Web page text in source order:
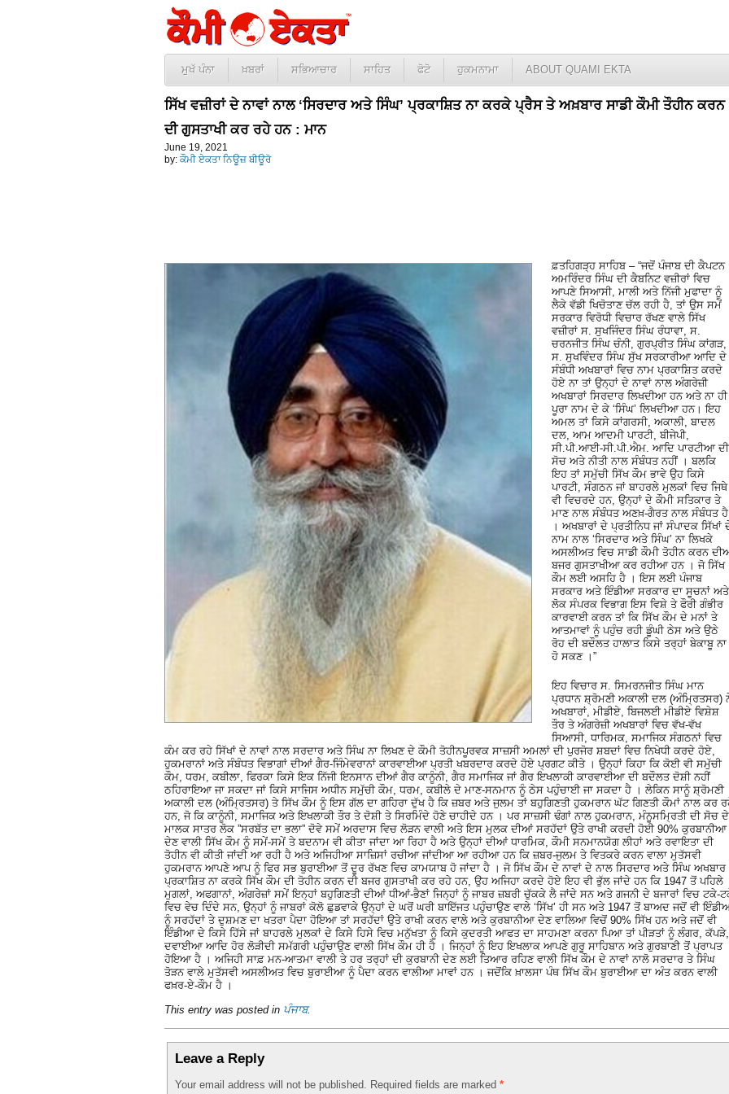
ਮੁਖੱ ਪੰਨਾ ਖ਼ਬਰਾਂ ਸਭਿਆਚਾਰ ਸਾਹਿਤ ਫੋਟੋ ਹੁਕਮਨਾਮਾ ABOUT QUAMI EKTA
ਸਿੱਖ ਵਜ਼ੀਰਾਂ ਦੇ ਨਾਵਾਂ ਨਾਲ ‘ਸਿਰਦਾਰ ਅਤੇ ਸਿੰਘ’ ਪ੍ਰਕਾਸ਼ਿਤ ਨਾ ਕਰਕੇ ਪ੍ਰੈਸ ਤੇ ਅਖ਼ਬਾਰ ਸਾਡੀ ਕੌਮੀ ਤੌਹੀਨ ਕਰਨ
ਦੀ ਗੁਸਤਾਖੀ ਕਰ ਰਹੇ ਹਨ : ਮਾਨ
June 19, 2021
by: ਕੌਮੀ ਏਕਤਾ ਨਿਊਜ਼ ਬੀਊਰੋ
ਫ਼ਤਹਿਗੜ੍ਹ ਸਾਹਿਬ – “ਜਦੋਂ ਪੰਜਾਬ ਦੀ ਕੈਪਟਨ
ਅਮਰਿੰਦਰ ਸਿੰਘ ਦੀ ਕੈਬਨਿਟ ਵਜ਼ੀਰਾਂ ਵਿਚ
ਆਪਣੇ ਸਿਆਸੀ, ਮਾਲੀ ਅਤੇ ਨਿੱਜੀ ਮੁਫਾਦਾ ਨੂੰ
ਲੈਕੇ ਵੱਡੀ ਖਿਚੋਤਾਣ ਚੱਲ ਰਹੀ ਹੈ, ਤਾਂ ਉਸ ਸਮੇਂ
ਸਰਕਾਰ ਵਿਰੋਧੀ ਵਿਚਾਰ ਰੱਖਣ ਵਾਲੇ ਸਿੱਖ
ਵਜ਼ੀਰਾਂ ਸ. ਸੁਖਜਿੰਦਰ ਸਿੰਘ ਰੰਧਾਵਾ, ਸ.
ਚਰਨਜੀਤ ਸਿੰਘ ਚੰਨੀ, ਗੁਰਪ੍ਰੀਤ ਸਿੰਘ ਕਾਂਗੜ,
ਸ. ਸੁਖਵਿੰਦਰ ਸਿੰਘ ਸੁੱਖ ਸਰਕਾਰੀਆ ਆਦਿ ਦੇ
ਸੰਬੰਧੀ ਅਖਬਾਰਾਂ ਵਿਚ ਨਾਮ ਪ੍ਰਕਾਸ਼ਿਤ ਕਰਦੇ
ਹੋਏ ਨਾ ਤਾਂ ਉਨ੍ਹਾਂ ਦੇ ਨਾਵਾਂ ਨਾਲ ਅੰਗਰੇਜ਼ੀ
ਅਖਬਾਰਾਂ ਸਿਰਦਾਰ ਲਿਖਦੀਆ ਹਨ ਅਤੇ ਨਾ ਹੀ
ਪੂਰਾ ਨਾਮ ਦੇ ਕੇ ‘ਸਿੰਘ’ ਲਿਖਦੀਆ ਹਨ। ਇਹ
ਅਮਲ ਤਾਂ ਕਿਸੇ ਕਾਂਗਰਸੀ, ਅਕਾਲੀ, ਬਾਦਲ
ਦਲ, ਆਮ ਆਦਮੀ ਪਾਰਟੀ, ਬੀਜੇਪੀ,
ਸੀ.ਪੀ.ਆਈ-ਸੀ.ਪੀ.ਐਮ. ਆਦਿ ਪਾਰਟੀਆ ਦੀ
ਸੋਚ ਅਤੇ ਨੀਤੀ ਨਾਲ ਸੰਬੰਧਤ ਨਹੀਂ । ਬਲਕਿ
ਇਹ ਤਾਂ ਸਮੁੱਚੀ ਸਿੱਖ ਕੌਮ ਭਾਵੇ ਉਹ ਕਿਸੇ
ਪਾਰਟੀ, ਸੰਗਠਨ ਜਾਂ ਬਾਹਰਲੇ ਮੁਲਕਾਂ ਵਿਚ ਜਿਥੇ
ਵੀ ਵਿਚਰਦੇ ਹਨ, ਉਨ੍ਹਾਂ ਦੇ ਕੌਮੀ ਸਤਿਕਾਰ ਤੇ
ਮਾਣ ਨਾਲ ਸੰਬੰਧਤ ਅਣਖ਼-ਗੈਰਤ ਨਾਲ ਸੰਬੰਧਤ ਹੈ
। ਅਖਬਾਰਾਂ ਦੇ ਪ੍ਰਤੀਨਿਧ ਜਾਂ ਸੰਪਾਦਕ ਸਿੱਖਾਂ
ਨਾਮ ਨਾਲ ‘ਸਿਰਦਾਰ ਅਤੇ ਸਿੰਘ’ ਨਾ ਲਿਖਕੇ
ਅਸਲੀਅਤ ਵਿਚ ਸਾਡੀ ਕੌਮੀ ਤੋਹੀਨ ਕਰਨ
ਬਜਰ ਗੁਸਤਾਖੀਆ ਕਰ ਰਹੀਆ ਹਨ । ਜੋ ਸਿੱਖ
ਕੌਮ ਲਈ ਅਸਹਿ ਹੈ । ਇਸ ਲਈ ਪੰਜਾਬ
ਸਰਕਾਰ ਅਤੇ ਇੰਡੀਆ ਸਰਕਾਰ ਦਾ ਸੂਚਨਾਂ ਅਤੇ
ਲੋਕ ਸੰਪਰਕ ਵਿਭਾਗ ਇਸ ਵਿਸ਼ੇ ਤੇ ਫੌਰੀ ਗੰਭੀਰ
ਕਾਰਵਾਈ ਕਰਨ ਤਾਂ ਕਿ ਸਿੱਖ ਕੌਮ ਦੇ ਮਨਾਂ ਤੇ
ਆਤਮਾਵਾਂ ਨੂੰ ਪਹੁੰਚ ਰਹੀ ਡੂੰਘੀ ਠੇਸ ਅਤੇ ਉਠੇ
ਰੋਹ ਦੀ ਬਦੌਲਤ ਹਾਲਾਤ ਕਿਸੇ ਤਰ੍ਹਾਂ ਬੇਕਾਬੂ ਨਾ
ਹੋ ਸਕਣ ।”
ਇਹ ਵਿਚਾਰ ਸ. ਸਿਮਰਨਜੀਤ ਸਿੰਘ ਮਾਨ
ਪ੍ਰਧਾਨ ਸ਼੍ਰੋਮਣੀ ਅਕਾਲੀ ਦਲ (ਅੰਮ੍ਰਿਤਸਰ)
ਅਖਬਾਰਾਂ, ਮੀਡੀਏ, ਬਿਜਲਈ ਮੀਡੀਏ ਵਿਸ਼ੇਸ਼
ਤੌਰ ਤੇ ਅੰਗਰੇਜ਼ੀ ਅਖਬਾਰਾਂ ਵਿਚ ਵੱਖ-ਵੱਖ
ਸਿਆਸੀ, ਧਾਰਿਮਕ, ਸਮਾਜਿਕ ਸੰਗਠਨਾਂ ਵਿਚ
ਕੰਮ ਕਰ ਰਹੇ ਸਿੱਖਾਂ ਦੇ ਨਾਵਾਂ ਨਾਲ ਸਰਦਾਰ ਅਤੇ ਸਿੰਘ ਨਾ ਲਿਖਣ ਦੇ ਕੌਮੀ ਤੋਹੀਨਪੂਰਵਕ ਸਾਜ਼ਸੀ ਅਮਲਾਂ ਦੀ ਪੁਰਜੋਰ ਸ਼ਬਦਾਂ ਵਿਚ ਨਿਖੇਧੀ ਕਰਦੇ ਹੋਏ,
ਹੁਕਮਰਾਨਾਂ ਅਤੇ ਸੰਬੰਧਤ ਵਿਭਾਗਾਂ ਦੀਆਂ ਗੈਰ-ਜਿੰਮੇਵਰਾਨਾਂ ਕਾਰਵਾਈਆ ਪ੍ਰਤੀ ਖਬਰਦਾਰ ਕਰਦੇ ਹੋਏ ਪ੍ਰਗਟ ਕੀਤੇ । ਉਨ੍ਹਾਂ ਕਿਹਾ ਕਿ ਕੋਈ ਵੀ ਸਮੁੱਚੀ
ਕੌਮ, ਧਰਮ, ਕਬੀਲਾ, ਫਿਰਕਾ ਕਿਸੇ ਇਕ ਨਿੱਜੀ ਇਨਸਾਨ ਦੀਆਂ ਗੈਰ ਕਾਨੂੰਨੀ, ਗੈਰ ਸਮਾਜਿਕ ਜਾਂ ਗੈਰ ਇਖਲਾਕੀ ਕਾਰਵਾਈਆ ਦੀ ਬਦੌਲਤ ਦੋਸ਼ੀ ਨਹੀਂ
ਠਹਿਰਾਇਆ ਜਾ ਸਕਦਾ ਜਾਂ ਕਿਸੇ ਸਾਜਿਸ ਅਧੀਨ ਸਮੁੱਚੀ ਕੌਮ, ਧਰਮ, ਕਬੀਲੇ ਦੇ ਮਾਣ-ਸਨਮਾਨ ਨੂੰ ਠੇਸ ਪਹੁੰਚਾਈ ਜਾ ਸਕਦਾ ਹੈ । ਲੇਕਿਨ ਸਾਨੂੰ ਸ਼੍ਰੋਮਣੀ
ਅਕਾਲੀ ਦਲ (ਅੰਮ੍ਰਿਤਸਰ) ਤੇ ਸਿੱਖ ਕੌਮ ਨੂੰ ਇਸ ਗੱਲ ਦਾ ਗਹਿਰਾ ਦੁੱਖ ਹੈ ਕਿ ਜ਼ਬਰ ਅਤੇ ਜੁਲਮ ਤਾਂ ਬਹੁਗਿਣਤੀ ਹੁਕਮਰਾਨ ਘੱਟ ਗਿਣਤੀ ਕੌਮਾਂ ਨਾਲ ਕਰ
ਹਨ, ਜੋ ਕਿ ਕਾਨੂੰਨੀ, ਸਮਾਜਿਕ ਅਤੇ ਇਖਲਾਕੀ ਤੌਰ ਤੇ ਦੋਸ਼ੀ ਤੇ ਸਿਰਮਿੰਦੇ ਹੋਣੇ ਚਾਹੀਦੇ ਹਨ । ਪਰ ਸਾਜ਼ਸੀ ਢੰਗਾਂ ਨਾਲ ਹੁਕਮਰਾਨ, ਮੰਨੂਸਮ੍ਰਿਤੀ ਦੀ ਸੋਚ ਦੇ
ਮਾਲਕ ਸਾਤਰ ਲੋਕ ”ਸਰਬੱਤ ਦਾ ਭਲਾ” ਦੋਵੇ ਸਮੇਂ ਅਰਦਾਸ ਵਿਚ ਲੋੜਨ ਵਾਲੀ ਅਤੇ ਇਸ ਮੁਲਕ ਦੀਆਂ ਸਰਹੱਦਾਂ ਉਤੇ ਰਾਖੀ ਕਰਦੀ ਹੋਈ 90% ਕੁਰਬਾਨੀਆ
ਦੇਣ ਵਾਲੀ ਸਿੱਖ ਕੌਮ ਨੂੰ ਸਮੇਂ-ਸਮੇਂ ਤੇ ਬਦਨਾਮ ਵੀ ਕੀਤਾ ਜਾਂਦਾ ਆ ਰਿਹਾ ਹੈ ਅਤੇ ਉਨ੍ਹਾਂ ਦੀਆਂ ਧਾਰਮਿਕ, ਕੌਮੀ ਸਨਮਾਨਯੋਗ ਲੀਹਾਂ ਅਤੇ ਰਵਾਇਤਾ ਦੀ
ਤੋਹੀਨ ਵੀ ਕੀਤੀ ਜਾਂਦੀ ਆ ਰਹੀ ਹੈ ਅਤੇ ਅਜਿਹੀਆ ਸਾਜ਼ਿਸਾਂ ਰਚੀਆ ਜਾਂਦੀਆ ਆ ਰਹੀਆ ਹਨ ਕਿ ਜ਼ਬਰ-ਜੁਲਮ ਤੇ ਵਿਤਕਰੇ ਕਰਨ ਵਾਲਾ ਮੁਤੱਸਵੀ
ਹੁਕਮਰਾਨ ਆਪਣੇ ਆਪ ਨੂੰ ਫਿਰ ਸਭ ਬੁਰਾਈਆ ਤੋਂ ਦੂਰ ਰੱਖਣ ਵਿਚ ਕਾਮਯਾਬ ਹੋ ਜਾਂਦਾ ਹੈ । ਜੋ ਸਿੱਖ ਕੌਮ ਦੇ ਨਾਵਾਂ ਦੇ ਨਾਲ ਸਿਰਦਾਰ ਅਤੇ ਸਿੰਘ ਅਖਬਾਰ
ਪ੍ਰਕਾਸ਼ਿਤ ਨਾ ਕਰਕੇ ਸਿੱਖ ਕੌਮ ਦੀ ਤੋਹੀਨ ਕਰਨ ਦੀ ਬਜਰ ਗੁਸਤਾਖੀ ਕਰ ਰਹੇ ਹਨ, ਉਹ ਅਜਿਹਾ ਕਰਦੇ ਹੋਏ ਇਹ ਵੀ ਭੁੱਲ ਜਾਂਦੇ ਹਨ ਕਿ 1947 ਤੋਂ ਪਹਿਲੇ
ਮੁਗਲਾਂ, ਅਫਗਾਨਾਂ, ਅੰਗਰੇਜ਼ਾਂ ਸਮੇਂ ਇਨ੍ਹਾਂ ਬਹੁਗਿਣਤੀ ਦੀਆਂ ਧੀਆਂ-ਭੈਣਾਂ ਜਿਨ੍ਹਾਂ ਨੂੰ ਜਾਬਰ ਜ਼ਬਰੀ ਚੁੱਕਕੇ ਲੈ ਜਾਂਦੇ ਸਨ ਅਤੇ ਗਜਨੀ ਦੇ ਬਜਾਰਾਂ ਵਿਚ ਟਕੇ-
ਵਿਚ ਵੇਚ ਦਿੰਦੇ ਸਨ, ਉਨ੍ਹਾਂ ਨੂੰ ਜਾਬਰਾਂ ਕੋਲੋ ਛੁਡਵਾਕੇ ਉਨ੍ਹਾਂ ਦੇ ਘਰੋਂ ਘਰੀ ਬਾਇੱਜਤ ਪਹੁੰਚਾਉਣ ਵਾਲੇ ‘ਸਿੱਖ’ ਹੀ ਸਨ ਅਤੇ 1947 ਤੋਂ ਬਾਅਦ ਜਦੋਂ ਵੀ
ਨੂੰ ਸਰਹੱਦਾਂ ਤੇ ਦੁਸ਼ਮਣ ਦਾ ਖਤਰਾ ਪੈਦਾ ਹੋਇਆ ਤਾਂ ਸਰਹੱਦਾਂ ਉਤੇ ਰਾਖੀ ਕਰਨ ਵਾਲੇ ਅਤੇ ਕੁਰਬਾਨੀਆ ਦੇਣ ਵਾਲਿਆ ਵਿਚੋਂ 90% ਸਿੱਖ ਹਨ ਅਤੇ ਜਦੋਂ ਵੀ
ਇੰਡੀਆ ਦੇ ਕਿਸੇ ਹਿੱਸੇ ਜਾਂ ਬਾਹਰਲੇ ਮੁਲਕਾਂ ਦੇ ਕਿਸੇ ਹਿਸੇ ਵਿਚ ਮਨੁੱਖਤਾ ਨੂੰ ਕਿਸੇ ਕੁਦਰਤੀ ਆਫਤ ਦਾ ਸਾਹਮਣਾ ਕਰਨਾ ਪਿਆ ਤਾਂ ਪੀੜਤਾਂ ਨੂੰ ਲੰਗਰ, ਕੱਪੜੇ,
ਦਵਾਈਆ ਆਦਿ ਹੋਰ ਲੋੜੀਦੀ ਸਮੱਗਰੀ ਪਹੁੰਚਾਉਣ ਵਾਲੀ ਸਿੱਖ ਕੌਮ ਹੀ ਹੈ । ਜਿਨ੍ਹਾਂ ਨੂੰ ਇਹ ਇਖਲਾਕ ਆਪਣੇ ਗੁਰੂ ਸਾਹਿਬਾਨ ਅਤੇ ਗੁਰਬਾਣੀ ਤੋਂ ਪ੍ਰਾਪਤ
ਹੋਇਆ ਹੈ । ਅਜਿਹੀ ਸਾਫ਼ ਮਨ-ਆਤਮਾ ਵਾਲੀ ਤੇ ਹਰ ਤਰ੍ਹਾਂ ਦੀ ਕੁਰਬਾਨੀ ਦੇਣ ਲਈ ਤਿਆਰ ਰਹਿਣ ਵਾਲੀ ਸਿੱਖ ਕੌਮ ਦੇ ਨਾਵਾਂ ਨਾਲੋ ਸਰਦਾਰ ਤੇ ਸਿੰਘ
ਤੋੜਨ ਵਾਲੇ ਮੁਤੱਸਵੀ ਅਸਲੀਅਤ ਵਿਚ ਬੁਰਾਈਆ ਨੂੰ ਪੈਦਾ ਕਰਨ ਵਾਲੀਆ ਮਾਵਾਂ ਹਨ । ਜਦੋਂਕਿ ਖ਼ਾਲਸਾ ਪੰਥ ਸਿੱਖ ਕੌਮ ਬੁਰਾਈਆ ਦਾ ਅੰਤ ਕਰਨ ਵਾਲੀ
ਫਖ਼ਰ-ਏ-ਕੌਮ ਹੈ ।
This entry was posted in ਪੰਜਾਬ.
Leave a Reply
Your email address will not be published. Required fields are marked *